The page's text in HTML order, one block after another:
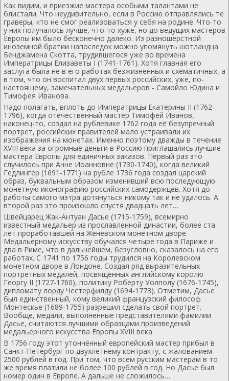
Как видим, и приезжие мастера особыми талантами не
блистали. Что неудивительно, если в Россию отправлялись те
граверы, кто не смог реализоваться у себя на родине. Что-то
у них получалось лучше, что-то хуже, но до ведущих мастеров
Европы им было бесконечно далеко. Из разношёрстной
иноземной братии напоследок можно упомянуть шотландца
Бенджамена Скотта, трудившегося уже во времена
Императрицы Елизаветы I (1741-1761). Хотя главная его
заслуга была не в его работах безжизненных и схематичных, а
в том, что он воспитал двух первых российских, уже, по-
настоящему, замечательных медальеров - Самойло Юдина и
Тимофея Иванова.
Надо полагать, вплоть до Императрицы Екатерины II (1762-
1796), когда отечественный мастер Тимофей Иванов,
наконец-то, создал на рублевике 1762 года её безупречный
портрет, российских правителей мало устраивали их
изображения на монетах. Именно поэтому дважды в течение
XVIII века за огромные деньги в Россию приглашались лучшие
мастера Европы для единичных заказов. Первый раз это
случилось при Анне Иоанновне (1730-1740), когда великий
Гедлингер (1691-1771) на рубле 1736 года создал царский
образ, буквальным образом изменивший всю последующую
монетную иконографию российских самодержцев. Хотя до
работы самого мэтра дотянуться никому так и не удалось. А
второй раз это произошло спустя двадцать лет…
Швейцарец Жак-Антуан Дасье (1715-1759), всемирно
известный медальер из прославленной династии, более ста
лет проработавшей на Женевском монетном дворе.
Медальерному искусству обучался четыре года в Париже и
два в Риме, что в дальнейшем, безусловно, сказалось на его
работах. С 1741 по 1756 годы трудился на Королевском
монетном дворе в Лондоне. Создал ряд выразительных
портретных медалей, посвящённых английскому королю
Георгу II (1727-1760), политику Роберту Уолполу (1676-1745),
дипломату лорду Честерфилду (1694-1773). Отметим, Дасье
был единственный, кому великий французский философ
Монтескье (1689-1755) разрешил сделать свой портрет.
Вообще, медали, выполненные представителями фамилии
Дасье, считаются лучшими образцами произведений
медальерного искусства Европы XVIII века.
В 1756 году этот утончённый европейский мастер прибыл в
Санкт-Петербург по двухлетнему контракту, с жалованием
2500 рублей в год. При том, что всем русским мастерам в то
же время платили не более 100 рублей в год. Но Дасье был
номер один в Европе. А дальше не сложилось…